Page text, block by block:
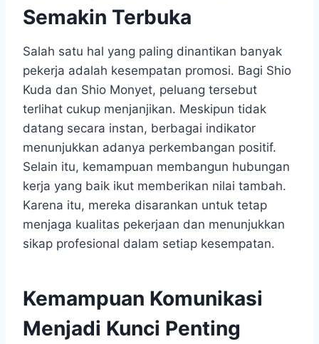
Semakin Terbuka
Salah satu hal yang paling dinantikan banyak
pekerja adalah kesempatan promosi. Bagi Shio
Kuda dan Shio Monyet, peluang tersebut
terlihat cukup menjanjikan. Meskipun tidak
datang secara instan, berbagai indikator
menunjukkan adanya perkembangan positif.
Selain itu, kemampuan membangun hubungan
kerja yang baik ikut memberikan nilai tambah.
Karena itu, mereka disarankan untuk tetap
menjaga kualitas pekerjaan dan menunjukkan
sikap profesional dalam setiap kesempatan.
Kemampuan Komunikasi
Menjadi Kunci Penting